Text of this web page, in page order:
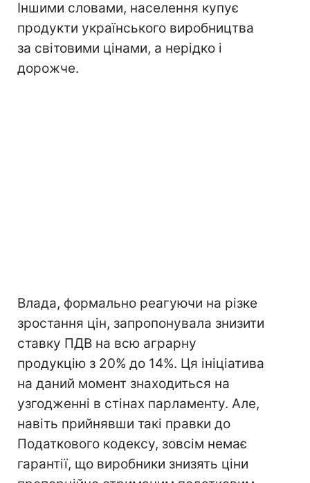
Іншими словами, населення купує
продукти українського виробництва
за світовими цінами, а нерідко і
дорожче.
Влада, формально реагуючи на різке
зростання цін, запропонувала знизити
ставку ПДВ на всю аграрну
продукцію з 20% до 14%. Ця ініціатива
на даний момент знаходиться на
узгодженні в стінах парламенту. Але,
навіть прийнявши такі правки до
Податкового кодексу, зовсім немає
гарантії, що виробники знизять ціни